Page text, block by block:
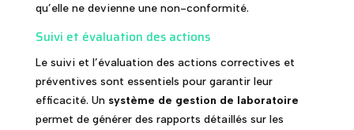
qu’elle ne devienne une non-conformité.
Suivi et évaluation des actions
Le suivi et l’évaluation des actions correctives et
préventives sont essentiels pour garantir leur
efficacité. Un système de gestion de laboratoire
permet de générer des rapports détaillés sur les